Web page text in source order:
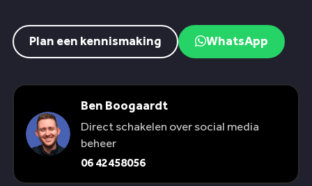
Plan een kennismaking WhatsApp
Ben Boogaardt
Direct schakelen over social media
beheer
06 42458056